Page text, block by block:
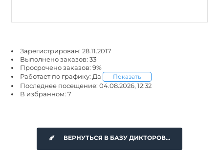
Зарегистрирован: 28.11.2017
Выполнено заказов: 33
Просрочено заказов: 9%
Работает по графику: Да
Показать
Последнее посещение: 04.08.2026, 12:32
В избранном: 7
ВЕРНУТЬСЯ В БАЗУ ДИКТОРОВ...